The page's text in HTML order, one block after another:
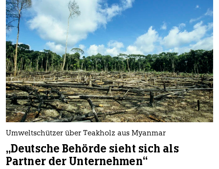
genossenschaft
epaper login
Umweltschützer über Teakholz aus Myanmar
„Deutsche Behörde sieht sich als
Partner der Unternehmen“